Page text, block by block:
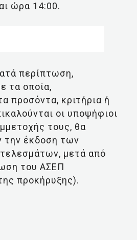
ώρα 14:00.
περίπτωση,
τα οποία,
προσόντα, κριτήρια ή
οι υποψήφιοι
τους, θα
την έκδοση των
μετά από
του ΑΣΕΠ
προκήρυξης).